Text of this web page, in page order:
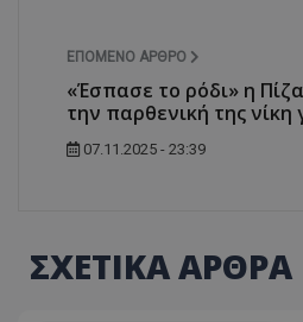
ΕΠΌΜΕΝΟ ΆΡΘΡΟ
«Έσπασε το ρόδι» η
την παρθενική της νίκη
07.11.2025 - 23:39
ΣΧΕΤΙΚΑ ΑΡΘΡΑ